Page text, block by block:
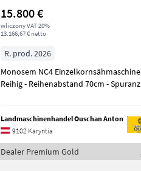
15.800 €
wliczony VAT 20%
13.166,67 € netto
R. prod. 2026
Monosem NC4 Einzelkornsähmaschine - 4
Reihig - Reihenabstand 70cm - Spuranz
Landmaschinenhandel Ouschan Anton
9102 Karyntia
Dealer Premium Gold